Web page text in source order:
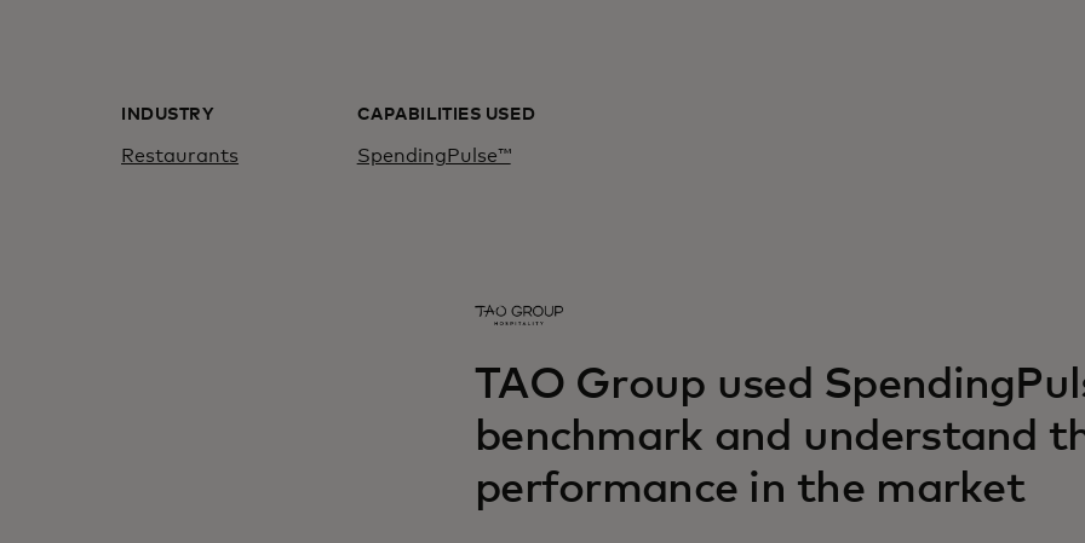
INDUSTRY
Restaurants
CAPABILITIES USED
SpendingPulse™
TAO Group used
benchmark and understand
performance in the market